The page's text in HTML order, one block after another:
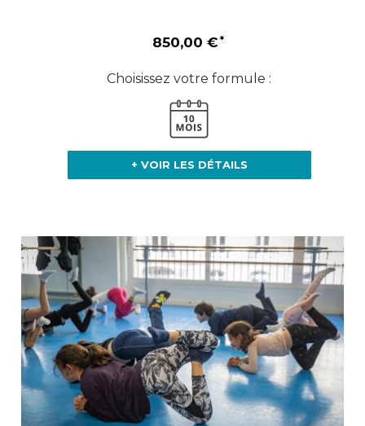
850,00 €
Choisissez votre formule :
+ VOIR LES DÉTAILS